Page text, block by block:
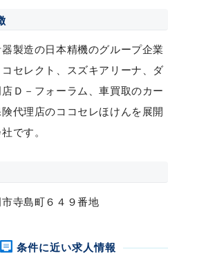
製造の日本精機のグループ企業
セレクト、スズキアリーナ、ダ
Ｄ－フォーラム、車買取のカー
代理店のココセレほけんを展開
です。
寺島町６４９番地
条件に近い求人情報